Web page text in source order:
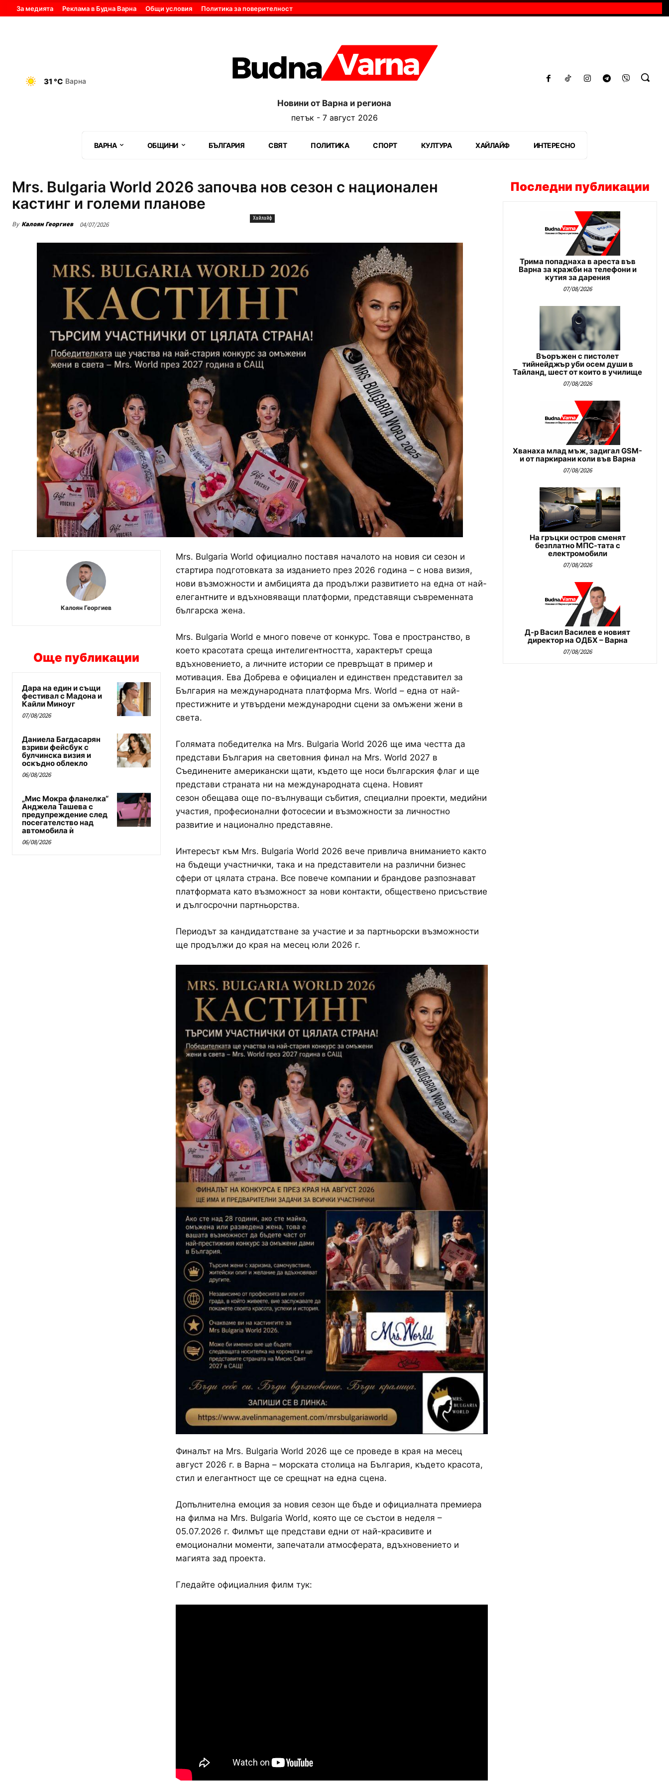
За медията Реклама в Будна Варна Общи условия Политика за поверителност
31 °C Варна
Новини от Варна и региона
петък - 7 август 2026
ВАРНА ОБЩИНИ БЪЛГАРИЯ СВЯТ ПОЛИТИКА СПОРТ КУЛТУРА ХАЙЛАЙФ ИНТЕРЕСНО
Mrs. Bulgaria World 2026 започва нов сезон с национален
кастинг и големи планове
By Калоян Георгиев 04/07/2026
Хайлайф
Калоян Георгиев
Още публикации
Дара на един и същи
фестивал с Мадона и
Кайли Миноуг
07/08/2026
Даниела Багдасарян
взриви фейсбук с
булчинска визия и
оскъдно облекло
06/08/2026
„Мис Мокра фланелка“
Анджела Ташева с
предупреждение след
посегателство над
автомобила ѝ
06/08/2026
Mrs. Bulgaria World официално поставя началото на новия си сезон и
стартира подготовката за изданието през 2026 година – с нова визия,
нови възможности и амбицията да продължи развитието на една от най-
елегантните и вдъхновяващи платформи, представящи съвременната
българска жена.
Mrs. Bulgaria World е много повече от конкурс. Това е пространство, в
което красотата среща интелигентността, характерът среща
вдъхновението, а личните истории се превръщат в пример и
мотивация. Ева Добрева е официален и единствен представител за
България на международната платформа Mrs. World – една от най-
престижните и утвърдени международни сцени за омъжени жени в
света.
Голямата победителка на Mrs. Bulgaria World 2026 ще има честта да
представи България на световния финал на Mrs. World 2027 в
Съединените американски щати, където ще носи българския флаг и ще
представи страната ни на международната сцена. Новият
сезон обещава още по-вълнуващи събития, специални проекти, медийни
участия, професионални фотосесии и възможности за личностно
развитие и национално представяне.
Интересът към Mrs. Bulgaria World 2026 вече привлича вниманието както
на бъдещи участнички, така и на представители на различни бизнес
сфери от цялата страна. Все повече компании и брандове разпознават
платформата като възможност за нови контакти, обществено присъствие
и дългосрочни партньорства.
Периодът за кандидатстване за участие и за партньорски възможности
ще продължи до края на месец юли 2026 г.
Финалът на Mrs. Bulgaria World 2026 ще се проведе в края на месец
август 2026 г. в Варна – морската столица на България, където красота,
стил и елегантност ще се срещнат на една сцена.
Допълнителна емоция за новия сезон ще бъде и официалната премиера
на филма на Mrs. Bulgaria World, която ще се състои в неделя –
05.07.2026 г. Филмът ще представи едни от най-красивите и
емоционални моменти, запечатали атмосферата, вдъхновението и
магията зад проекта.
Гледайте официалния филм тук:
Последни публикации
Трима попаднаха в ареста във
Варна за кражби на телефони и
кутия за дарения
07/08/2026
Въоръжен с пистолет
тийнейджър уби осем души в
Тайланд, шест от които в училище
07/08/2026
Хванаха млад мъж, задигал GSM-
и от паркирани коли във Варна
07/08/2026
На гръцки остров сменят
безплатно МПС-тата с
електромобили
07/08/2026
Д-р Васил Василев е новият
директор на ОДБХ – Варна
07/08/2026